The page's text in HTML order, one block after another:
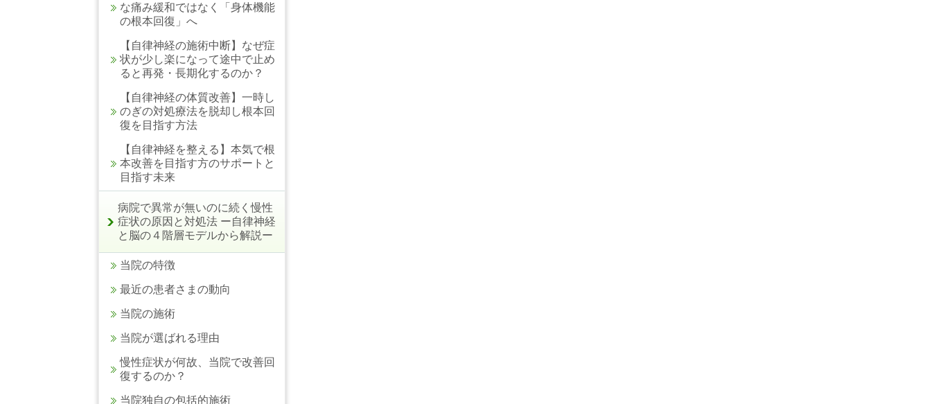
な痛み緩和ではなく「身体機能
の根本回復」へ
【自律神経の施術中断】なぜ症
状が少し楽になって途中で止め
ると再発・長期化するのか？
【自律神経の体質改善】一時し
のぎの対処療法を脱却し根本回
復を目指す方法
【自律神経を整える】本気で根
本改善を目指す方のサポートと
目指す未来
病院で異常が無いのに続く慢性
症状の原因と対処法 ー自律神経
と脳の４階層モデルから解説ー
当院の特徴
最近の患者さまの動向
当院の施術
当院が選ばれる理由
慢性症状が何故、当院で改善回
復するのか？
当院独自の包括的施術